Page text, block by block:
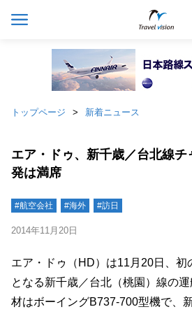
トップページ 新着ニュース
エア・ドゥ、新千歳／台北線
発は満席
#航空会社 #海外 #訪日
2014年11月20日
エア・ドゥ（HD）は11月20日、初
となる新千歳／台北（桃園）線の
材はボーイングB737-700型機で、